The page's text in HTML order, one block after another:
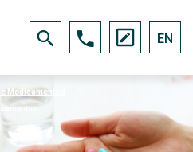
EN
Medicamentos